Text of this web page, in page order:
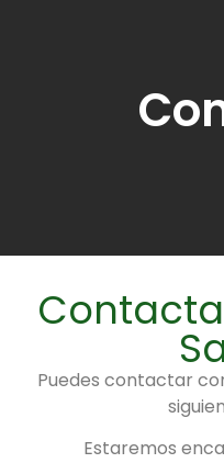
Puedes contactar
Estaremos